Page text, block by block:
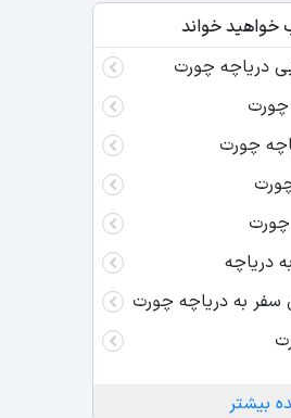
خواهید خواند
دریاچه چورت
چورت
چورت
چورت
دریاچه
سفر به دریاچه چورت
بیشتر